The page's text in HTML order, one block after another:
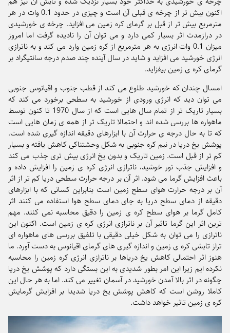
اکنون بیش تر از چرخه ی قبلی آن است و چیزی در حدود 0.1 وات در هر
مترمربع بیش تر از قبل بر گرمای کره زمین می افزاید. چرخه ی خورشیدی
در درازمدت اثر بسیار کمی دارد و می توان آن را نادیده گرفت اما امروز
میزان 0.1 وات انرژی به هر مترمربع از کره زمین وارد می کند و به ناترازی
انرژی خورشید می افزاید و شاید در سال آینده چند صدم درجه سانتیگراد بر
گرمای کره ی زمین بیفزاید.
امسال چندان که خورشید طلوع می کند از قطب جنوب و اقیانوس جنوبی
می توان دید که انرژی ورودی از خورشید به سطحی برخورد می کند که
بسیار تاریک تر از تمام سال هایی است که از سال 1970 تا کنون توسط
ماهواره ها بررسی شده اند و احتمالا تاریک تر از همه ی زمان هایی است
که تا به حال درجه ی حرارت آن با ابزارهای دقیقه اندازه گیری شده است.
پوشش یخ دریا در نیم کره جنوبی به شکل وحشتناکی کاهش یافته و بسیار
کم تر از قبل است. زمین تاریک و بدون یخ انرژی بیش تری جذب می کند
و افزایش جذب نور خوشید، ناترازی انرژی کره ی زمین را افزایش داده و
باعث افزایش گرما می شود. اثر آن بر درجه حرارت سطحی دریا کم تر از اثر
آن بر درجه حرارت هوای سطح زمین است بنابراین کسانی که با ابزارهای
دقیقه از دمای سطح دریا به جای دمای سطح هوا استفاده می کنند اثر
کامل گرما بر هوای سطح کره ی زمین را دقیق محاسبه نمی کنند. مهم
ترین اثر این گرما تاثیر آن بر ناترازی انرژی کره ی زمین است. اکنون این
ناترازی را می توان به شکل خیلی دقیقی با تلفیق بررسی های ماهواره ای
تراز تابشی کره ی زمین و اندازه گیری های گرمای اقیانوس به دست آورد. ما
هنوز اثر احتمالی کاهش یخ دریاها بر ناترازی انرژی کره زمین را محاسبه
نکرده ایم زیرا این امر بطور شدیدی به این بستگی دارد که پوشش یخ دریا
چگونه در اثر بالا آمدن خورشید در آسمان تغییر می کند. اما به هر حال این
کاملا روشن است که کاهش پوشش یخ دریا شدیدا بر افزایش گرمایش
کره ی زمین تاثیر خواهد داشت.